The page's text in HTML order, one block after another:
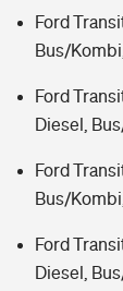
Ford
Bus/
Ford
Diesel,
Ford
Bus/
Ford
Diesel,